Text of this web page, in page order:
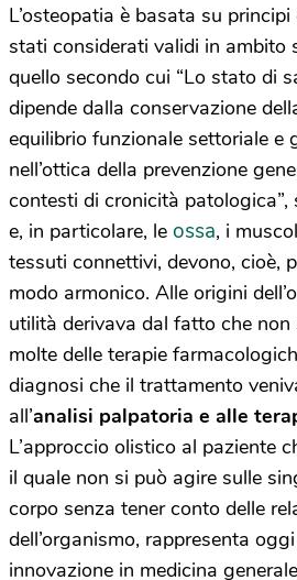
L’osteopatia è basata su
stati considerati validi in ambito
quello secondo cui “Lo stato di
dipende dalla conservazione
equilibrio funzionale settoriale e
nell’ottica della prevenzione
contesti di cronicità patologica”,
e, in particolare, le ossa, i
tessuti connettivi, devono, cioè,
modo armonico. Alle origini
utilità derivava dal fatto che non
molte delle terapie
diagnosi che il trattamento
all’analisi palpatoria e alle
L’approccio olistico al paziente
il quale non si può agire sulle
corpo senza tener conto delle
dell’organismo, rappresenta
innovazione in medicina